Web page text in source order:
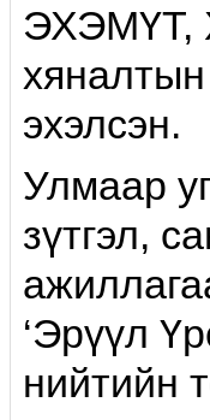
ЭХЭМҮТ,
эхэлсэн.
Улмаар
зүтгэл,
‘Эрүүл
нийтийн